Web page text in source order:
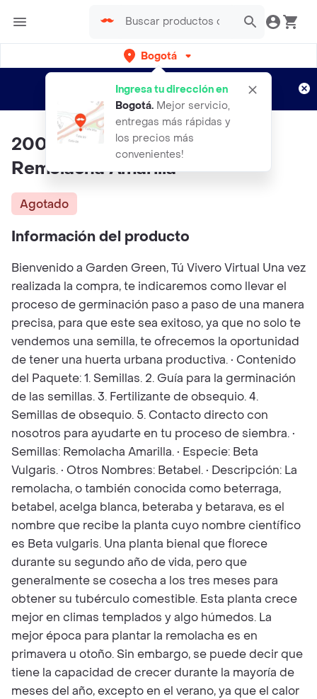
Bogotá
Ingresa tu dirección en
Bogotá. Mejor servicio,
entregas más rápidas y
los precios más
convenientes!
envíos gratis por semanas
Aplican TyC
200 Semillas Orgánicas De
Remolacha Amarilla
Agotado
Información del producto
Bienvenido a Garden Green, Tú Vivero Virtual Una vez
realizada la compra, te indicaremos como llevar el
proceso de germinación paso a paso de una manera
precisa, para que este sea exitoso, ya que no solo te
vendemos una semilla, te ofrecemos la oportunidad
de tener una huerta urbana productiva. • Contenido
del Paquete: 1. Semillas. 2. Guía para la germinación
de las semillas. 3. Fertilizante de obsequio. 4.
Semillas de obsequio. 5. Contacto directo con
nosotros para ayudarte en tu proceso de siembra. •
Semillas: Remolacha Amarilla. • Especie: Beta
Vulgaris. • Otros Nombres: Betabel. • Descripción: La
remolacha, o también conocida como beterraga,
betabel, acelga blanca, beteraba y betarava, es el
nombre que recibe la planta cuyo nombre científico
es Beta vulgaris. Una planta bienal que florece
durante su segundo año de vida, pero que
generalmente se cosecha a los tres meses para
obtener su tubérculo comestible. Esta planta crece
mejor en climas templados y algo húmedos. La
mejor época para plantar la remolacha es en
primavera u otoño. Sin embargo, se puede decir que
tiene la capacidad de crecer durante la mayoría de
meses del año, excepto en el verano, ya que el calor